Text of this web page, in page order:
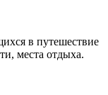
в путешествие
места отдыха.